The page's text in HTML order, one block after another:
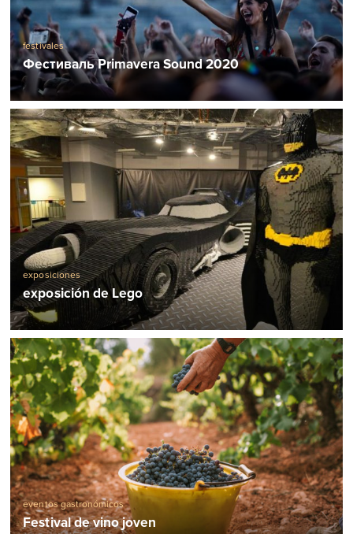
festivales
Фестиваль Primavera Sound 2020
exposiciones
exposición de Lego
eventos gastronómicos
Festival de vino joven